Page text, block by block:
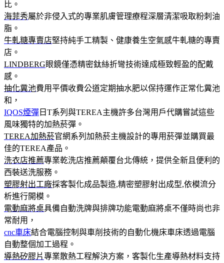
比。
海菲秀屬於非侵入式的專業肌膚管理療程深層清潔吸取粉刺油
脂。
牛軋糖專賣店堅持純手工精製、健康養生空氣感牛軋糖的專賣
店。
LINDBERG眼鏡僅憑精密鈦絲折彎技術達成極致輕盈的配戴
感。
抽化糞池費用平價收費公道定期抽水肥以保持運作正常化糞池
和，
IQOS煙彈 日T系列與TEREA主機許多台灣用戶代購嘗試這些
風味獨特的加熱菸彈。
TEREA加熱菸官網系列加熱菸主機設計的專用菸彈並購買最
佳的TEREA產品。
洗衣店推薦專業乾洗店推薦顛覆台北傳統，提供全新且便利的
西裝送洗服務。
塑膠射出工廠採客製化成品製造,精密塑膠射出成型,依模流分
析進行開模。
電動麻將桌具備自動洗牌與排牌功能電動麻將桌不僅時尚也非
常耐用，
cnc車床結合電腦控制與車削技術的自動化機床車床透過電腦
自動整個加工過程。
導熱矽膠片專業散熱工程解決方案，客製化生產導熱材料支持